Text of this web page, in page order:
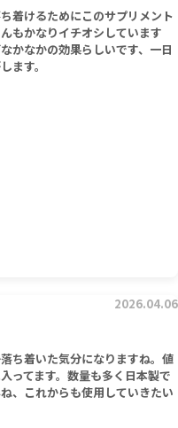
着けるためにこのサプリメント
もかなりイチオシしています
かなかの効果らしいです、一日
ます。
2026.04.06
ち着いた気分になりますね。値
ってます。数量も多く日本製で
、これからも使用していきたい